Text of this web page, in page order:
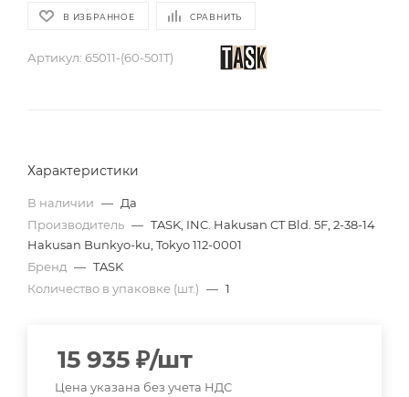
В ИЗБРАННОЕ СРАВНИТЬ
Артикул: 65011-(60-501T)
Характеристики
В наличии — Да
Производитель — TASK, INC. Hakusan CT Bld. 5F, 2-38-14
Hakusan Bunkyo-ku, Tokyo 112-0001
Бренд — TASK
Количество в упаковке (шт.) — 1
15 935 ₽/шт
Цена указана без учета НДС